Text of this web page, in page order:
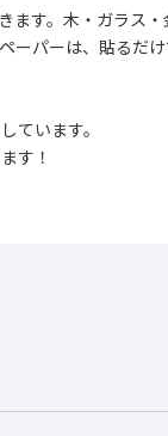
す。木・ガラス
パーは、貼るだ
ています。
す！